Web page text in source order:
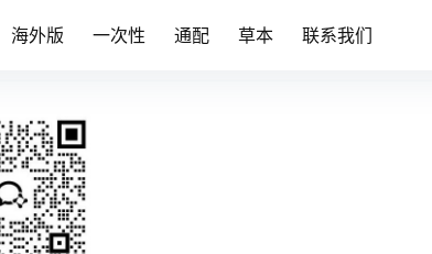
海外版 一次性 通配 草本 联系我们